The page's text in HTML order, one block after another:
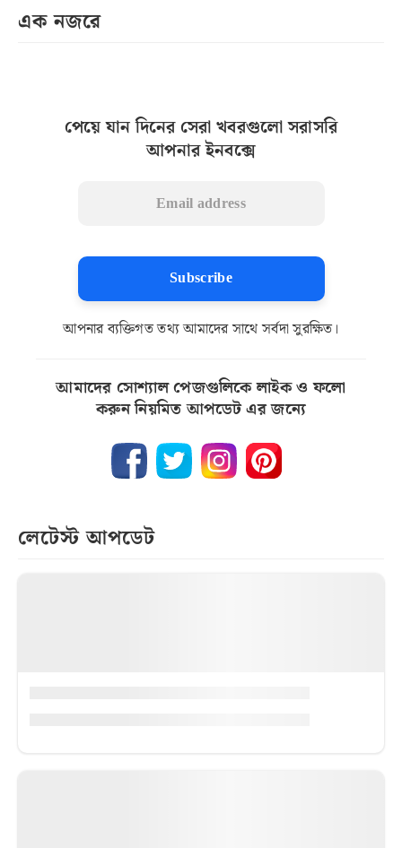
এক নজরে
পেয়ে যান দিনের সেরা খবরগুলো সরাসরি
আপনার ইনবক্সে
Subscribe
আপনার ব্যক্তিগত তথ্য আমাদের সাথে সর্বদা সুরক্ষিত।
আমাদের সোশ্যাল পেজগুলিকে লাইক ও ফলো
করুন নিয়মিত আপডেট এর জন্যে
লেটেস্ট আপডেট